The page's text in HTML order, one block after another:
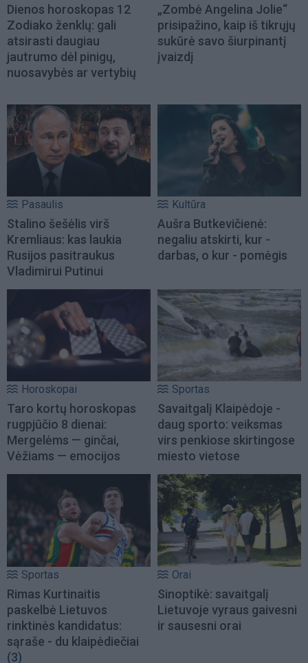
Dienos horoskopas 12
Zodiako ženklų: gali
atsirasti daugiau
jautrumo dėl pinigų,
nuosavybės ar vertybių
„Zombė Angelina Jolie“
prisipažino, kaip iš tikrųjų
sukūrė savo šiurpinantį
įvaizdį
Pasaulis
Stalino šešėlis virš
Kremliaus: kas laukia
Rusijos pasitraukus
Vladimirui Putinui
Kultūra
Aušra Butkevičienė:
negaliu atskirti, kur -
darbas, o kur - pomėgis
Horoskopai
Taro kortų horoskopas
rugpjūčio 8 dienai:
Mergelėms — ginčai,
Vėžiams — emocijos
Sportas
Savaitgalį Klaipėdoje -
daug sporto: veiksmas
virs penkiose skirtingose
miesto vietose
Sportas
Rimas Kurtinaitis
paskelbė Lietuvos
rinktinės kandidatus:
sąraše - du klaipėdiečiai
(3)
Orai
Sinoptikė: savaitgalį
Lietuvoje vyraus gaivesni
ir sausesni orai